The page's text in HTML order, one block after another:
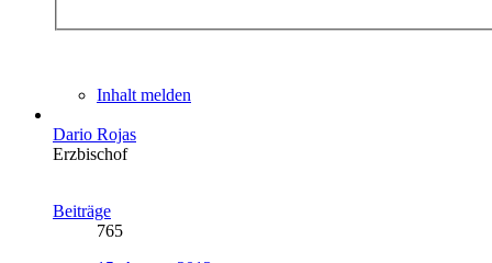
Inhalt melden
Dario Rojas
Erzbischof
Beiträge
765